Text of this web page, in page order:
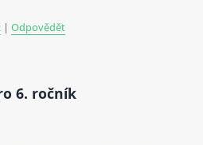
|Odpovědět
6. ročník